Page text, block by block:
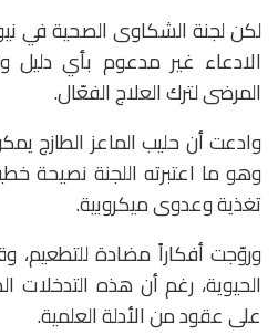
لكن لجنة الشكاوى الصحية في
الادعاء غير مدعوم بأي دليل
المرضى لترك العلاج الفعّال.
وادعت أن حليب الماعز الطازج
وهو ما اعتبرته اللجنة نصيحة
تغذية وعدوى ميكروبية.
وروّجت أفكاراً مضادة للتطعيم،
الحيوية، رغم أن هذه التدخلات
على عقود من الأدلة العلمية.